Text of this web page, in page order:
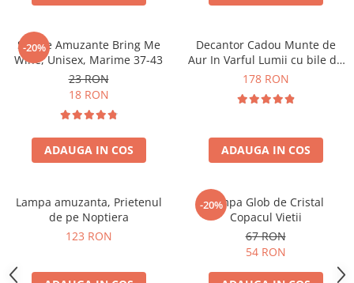
-20%
Sosete Amuzante Bring Me
Wine, Unisex, Marime 37-43
23 RON
18 RON
ADAUGA IN COS
Decantor Cadou Munte de
Aur In Varful Lumii cu bile de
curatare
178 RON
ADAUGA IN COS
Lampa amuzanta, Prietenul
de pe Noptiera
123 RON
-20%
Lampa Glob de Cristal
Copacul Vietii
67 RON
54 RON